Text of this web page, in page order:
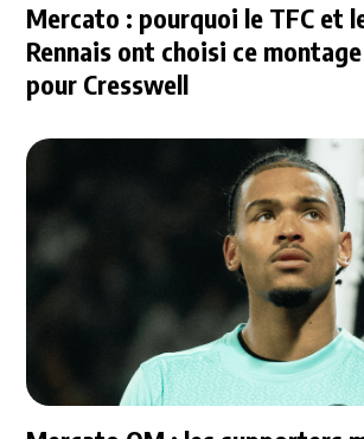
Mercato : pourquoi le TFC et
Rennais ont choisi ce
pour Cresswell